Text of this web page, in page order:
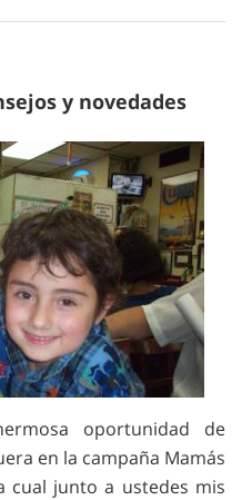
y novedades
oportunidad de
en la campaña Mamás
cual junto a ustedes mis